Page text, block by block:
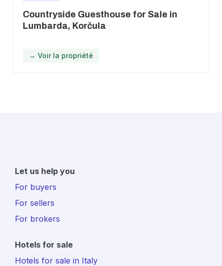
Countryside Guesthouse for Sale in
Lumbarda, Korčula
→ Voir la propriété
Let us help you
For buyers
For sellers
For brokers
Hotels for sale
Hotels for sale in Italy